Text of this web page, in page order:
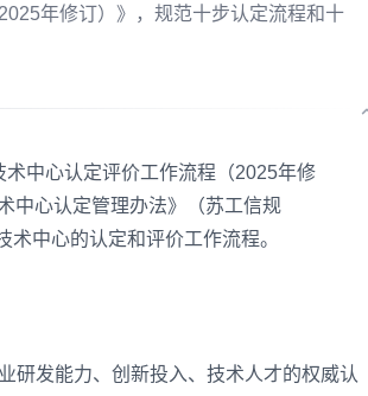
年修订）》，规范十步认定流程和十
中心认定评价工作流程（2025年修
中心认定管理办法》（苏工信规
中心的认定和评价工作流程。
研发能力、创新投入、技术人才的权威认